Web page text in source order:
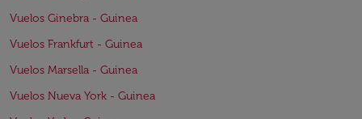
Vuelos Ginebra - Guinea
Vuelos Frankfurt - Guinea
Vuelos Marsella - Guinea
Vuelos Nueva York - Guinea